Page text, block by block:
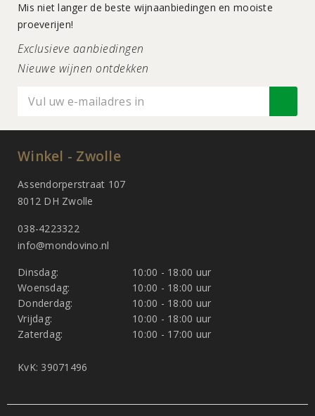
Mis niet langer de beste wijnaanbiedingen en mooiste
proeverijen!
Exclusieve aanbiedingen
Nieuwe wijnen ontdekken
Winkel - Zwolle
Assendorperstraat 107
8012 DH Zwolle
038-4223322
info@mondovino.nl
Dinsdag:
10:00 - 18:00 uur
Woensdag:
10:00 - 18:00 uur
Donderdag:
10:00 - 18:00 uur
Vrijdag:
10:00 - 18:00 uur
Zaterdag:
10:00 - 17:00 uur
KvK: 39071496